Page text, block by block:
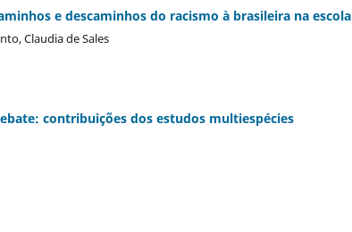
e descaminhos do racismo à brasileira na escola
Claudia de Sales
contribuições dos estudos multiespécies